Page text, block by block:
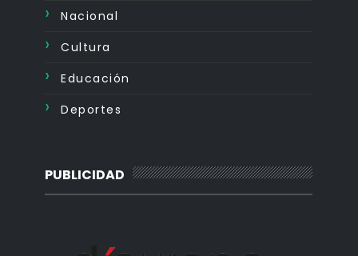
Nacional
Cultura
Educación
Deportes
PUBLICIDAD